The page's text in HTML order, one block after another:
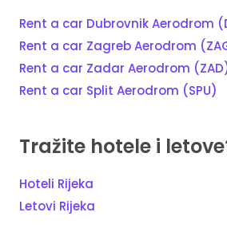
Rent a car Dubrovnik Aerodrom
Rent a car Zagreb Aerodrom
Rent a car Zadar Aerodrom
Rent a car Split Aerodrom (SPU)
Tražite hotele i
Hoteli Rijeka
Letovi Rijeka